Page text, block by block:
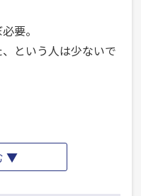
要。
という人は少ないで
▼“「生